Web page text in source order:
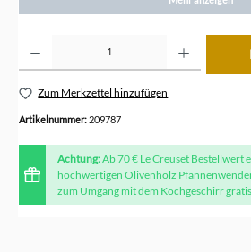
ofenrot / orange Sofort
Zum Merkzettel hinzufügen
Artikelnummer: 209787
Achtung:Ab 70 € Le Creuset Bestellwert
hochwertigen Olivenholz
zum Umgang mit dem Kochgeschirr gratis.